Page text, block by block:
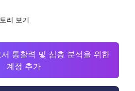
리 보기
통찰력 및 심층 분석을 위한
계정 추가